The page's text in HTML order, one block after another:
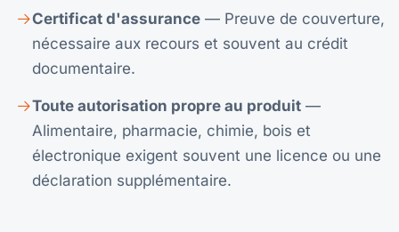
Certificat d'assurance — Preuve de couverture,
nécessaire aux recours et souvent au crédit
documentaire.
Toute autorisation propre au produit —
Alimentaire, pharmacie, chimie, bois et
électronique exigent souvent une licence ou une
déclaration supplémentaire.